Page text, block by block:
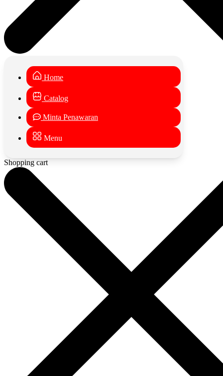
Home
Catalog
Minta Penawaran
Menu
Shopping cart